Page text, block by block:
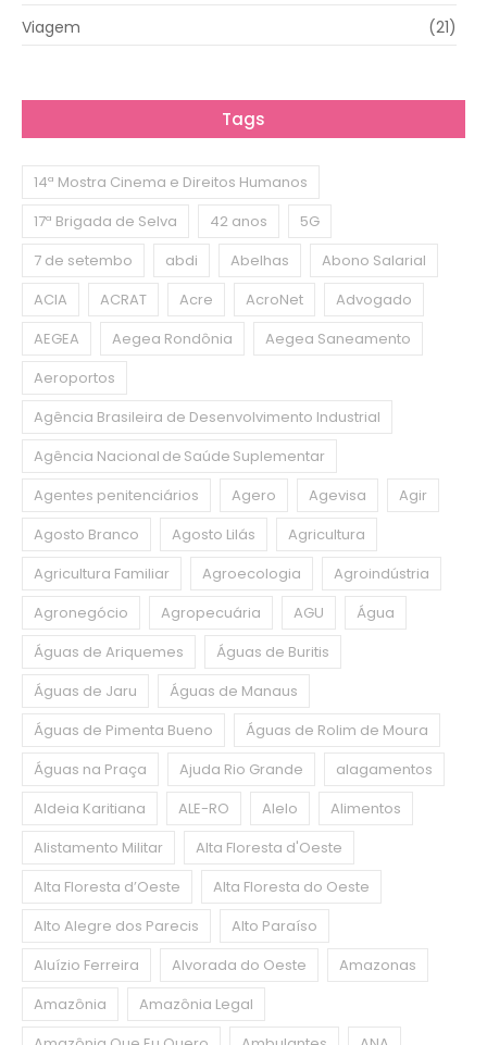
Viagem
(21)
Tags
14ª Mostra Cinema e Direitos Humanos
17ª Brigada de Selva
42 anos
5G
7 de setembo
abdi Abelhas
Abono Salarial
ACIA
ACRAT Acre AcroNet
Advogado
AEGEA
Aegea Rondônia
Aegea Saneamento
Aeroportos
Agência Brasileira de Desenvolvimento Industrial
Agência Nacional de Saúde Suplementar
Agentes penitenciários
Agero Agevisa
Agir
Agosto Branco
Agosto Lilás
Agricultura
Agricultura Familiar
Agroecologia
Agroindústria
Agronegócio
Agropecuária AGU
Água
Águas de Ariquemes
Águas de Buritis
Águas de Jaru
Águas de Manaus
Águas de Pimenta Bueno
Águas de Rolim de Moura
Águas na Praça
Ajuda Rio Grande
alagamentos
Aldeia Karitiana
ALE-RO Alelo
Alimentos
Alistamento Militar
Alta Floresta d'Oeste
Alta Floresta d’Oeste
Alta Floresta do Oeste
Alto Alegre dos Parecis
Alto Paraíso
Aluízio Ferreira
Alvorada do Oeste
Amazonas
Amazônia
Amazônia Legal